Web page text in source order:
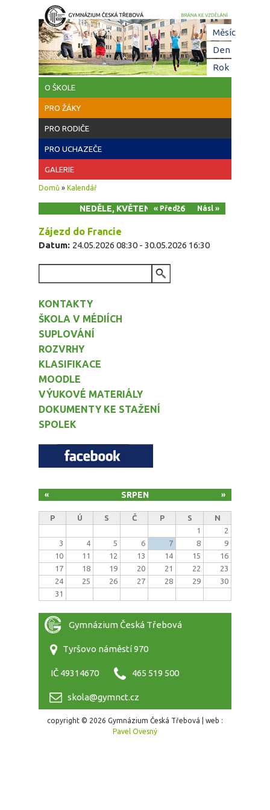
Přejít k hlavnímu obsahu
O ŠKOLE
PRO ŽÁKY
PRO RODIČE
PRO UCHAZEČE
GALERIE
Jste zde
Domů » Kalendář
NEDĚLE, KVĚTEN 24, 2026
« Před Násl »
Zájezd do Francie
Datum: 24.05.2026 08:30 - 30.05.2026 16:30
KONTAKTY
ŠKOLA V MÉDIÍCH
SUPLOVÁNÍ
ROZVRHY
KLASIFIKACE
MOODLE
VÝUKOVÉ MATERIÁLY
DOKUMENTY KE STAŽENÍ
SPOLEK
SRPEN
« »
P Ú S Č P S
N
1
2
3
4 5 6 7 8
9
10
11 12 13 14 15
16
17
18 19 20 21 22
23
24
25 26 27 28 29
30
31
Gymnázium Česká Třebová
Tyršovo náměstí 970
IČ 49314670 465 519 500
skola@gymnct.cz
copyright © 2026 Gymnázium Česká Třebová | web :
Pavel Ovesný
Měsíc
Den(aktivní
Rok